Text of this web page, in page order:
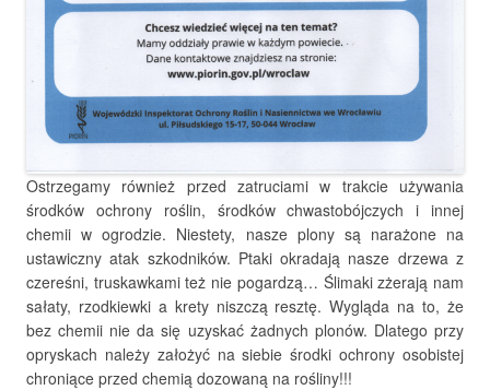
Ostrzegamy również przed zatruciami w trakcie używania
środków ochrony roślin, środków chwastobójczych i innej
chemii w ogrodzie. Niestety, nasze plony są narażone na
ustawiczny atak szkodników. Ptaki okradają nasze drzewa z
czereśni, truskawkami też nie pogardzą… Ślimaki zżerają nam
sałaty, rzodkiewki a krety niszczą resztę. Wygląda na to, że
bez chemii nie da się uzyskać żadnych plonów. Dlatego przy
opryskach należy założyć na siebie środki ochrony osobistej
chroniące przed chemią dozowaną na rośliny!!!